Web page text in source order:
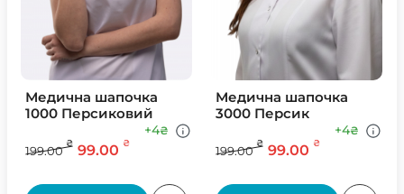
Медична шапочка
1000 Персиковий
199.00
₴ 99.00 ₴
+4₴
Медична шапочка
3000 Персик
199.00
₴ 99.00 ₴
+4₴